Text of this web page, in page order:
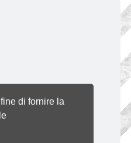
di fornire la